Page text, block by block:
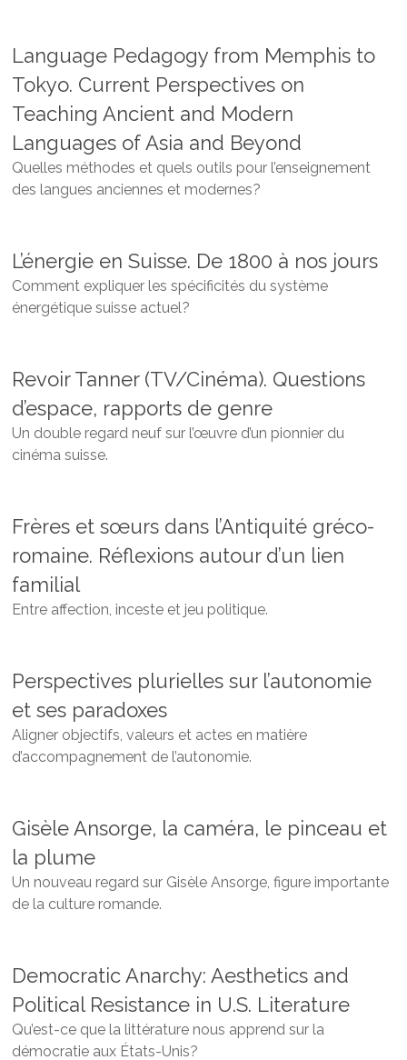
Language Pedagogy from Memphis to
Tokyo. Current Perspectives on
Teaching Ancient and Modern
Languages of Asia and Beyond
Quelles méthodes et quels outils pour l’enseignement
des langues anciennes et modernes?
L’énergie en Suisse. De 1800 à nos jours
Comment expliquer les spécificités du système
énergétique suisse actuel?
Revoir Tanner (TV/Cinéma). Questions
d’espace, rapports de genre
Un double regard neuf sur l’œuvre d’un pionnier du
cinéma suisse.
Frères et sœurs dans l’Antiquité gréco-
romaine. Réflexions autour d’un lien
familial
Entre affection, inceste et jeu politique.
Perspectives plurielles sur l’autonomie
et ses paradoxes
Aligner objectifs, valeurs et actes en matière
d’accompagnement de l’autonomie.
Gisèle Ansorge, la caméra, le pinceau et
la plume
Un nouveau regard sur Gisèle Ansorge, figure importante
de la culture romande.
Democratic Anarchy: Aesthetics and
Political Resistance in U.S. Literature
Qu’est-ce que la littérature nous apprend sur la
démocratie aux États-Unis?